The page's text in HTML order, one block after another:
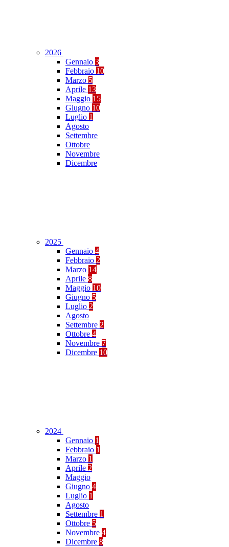
2026
Gennaio 3
Febbraio 10
Marzo 5
Aprile 13
Maggio 15
Giugno 10
Luglio 1
Agosto
Settembre
Ottobre
Novembre
Dicembre
2025
Gennaio 4
Febbraio 2
Marzo 14
Aprile 8
Maggio 10
Giugno 5
Luglio 2
Agosto
Settembre 2
Ottobre 4
Novembre 7
Dicembre 10
2024
Gennaio 1
Febbraio 1
Marzo 1
Aprile 2
Maggio
Giugno 4
Luglio 1
Agosto
Settembre 1
Ottobre 5
Novembre 4
Dicembre 8